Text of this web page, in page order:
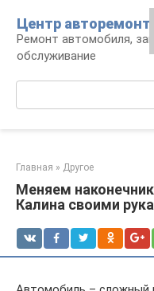
контенту
Центр
Ремонт автомобиля,
обслуживание
Главная » Другое
Меняем
Калина своими